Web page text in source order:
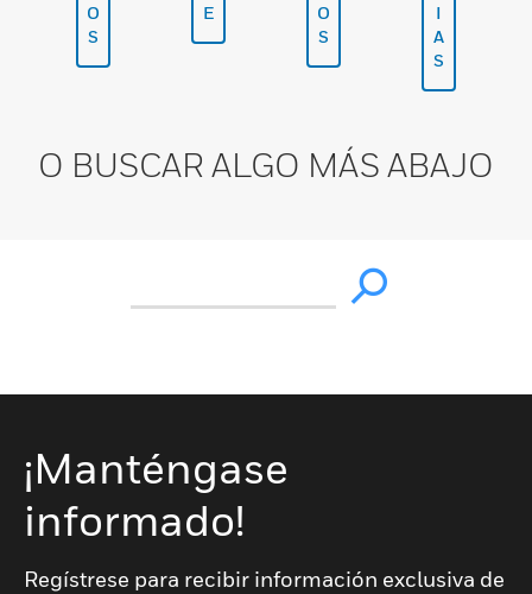
O
S
E
O
S
I
A
S
O BUSCAR ALGO MÁS ABAJO
¡Manténgase
informado!
Regístrese para recibir información exclusiva de